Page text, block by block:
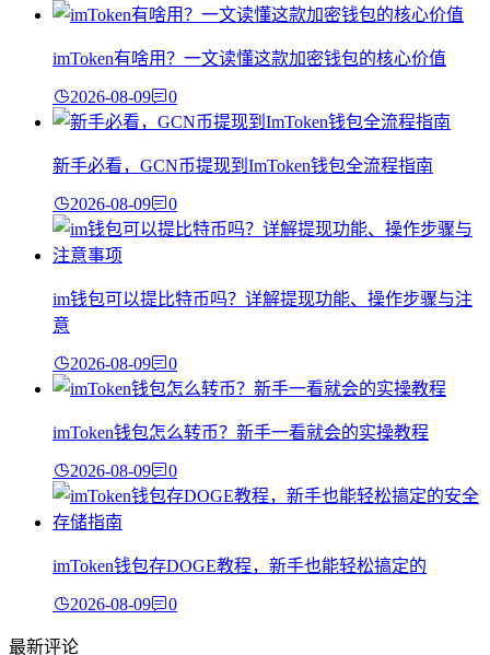
imToken有啥用？一文读懂这款加密钱包的核心价值
2026-08-09 0
新手必看，GCN币提现到ImToken钱包全流程指南
2026-08-09 0
im钱包可以提比特币吗？详解提现功能、操作步骤与注
意
2026-08-09 0
imToken钱包怎么转币？新手一看就会的实操教程
2026-08-09 0
imToken钱包存DOGE教程，新手也能轻松搞定的
2026-08-09 0
最新评论